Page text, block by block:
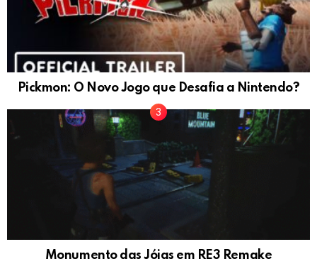
Pickmon: O Novo Jogo que Desafia a Nintendo?
Monumento das Jóias em RE3 Remake